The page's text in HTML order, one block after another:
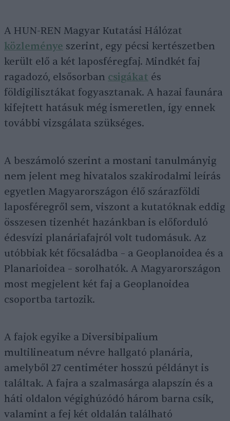
A HUN-REN Magyar Kutatási Hálózat
közleménye szerint, egy pécsi kertészetben
került elő a két laposféregfaj. Mindkét faj
ragadozó, elsősorban csigákat és
földigilisztákat fogyasztanak. A hazai faunára
kifejtett hatásuk még ismeretlen, így ennek
további vizsgálata szükséges.
A beszámoló szerint a mostani tanulmányig
nem jelent meg hivatalos szakirodalmi leírás
egyetlen Magyarországon élő szárazföldi
laposféregről sem, viszont a kutatóknak eddig
összesen tizenhét hazánkban is előforduló
édesvízi planáriafajról volt tudomásuk. Az
utóbbiak két főcsaládba – a Geoplanoidea és a
Planarioidea – sorolhatók. A Magyarországon
most megjelent két faj a Geoplanoidea
csoportba tartozik.
A fajok egyike a Diversibipalium
multilineatum névre hallgató planária,
amelyből 27 centiméter hosszú példányt is
találtak. A fajra a szalmasárga alapszín és a
háti oldalon végighúzódó három barna csík,
valamint a fej két oldalán található